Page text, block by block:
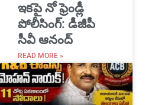
ఇకపై నో ఫ్రెండ్లీ
పోలీసింగ్: డీజీపీ
సీవీ ఆనంద్
READ MORE »